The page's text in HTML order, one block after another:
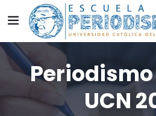
Periodismo
UCN